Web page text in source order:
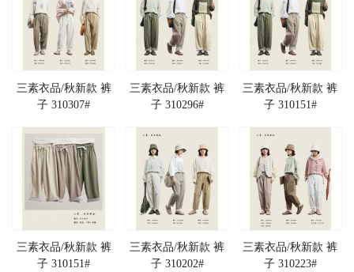
三素衣品/秋新款 裤
子 310307#
三素衣品/秋新款 裤
子 310296#
三素衣品/秋新款 裤
子 310151#
三素衣品/秋新款 裤
子 310151#
三素衣品/秋新款 裤
子 310202#
三素衣品/秋新款 裤
子 310223#